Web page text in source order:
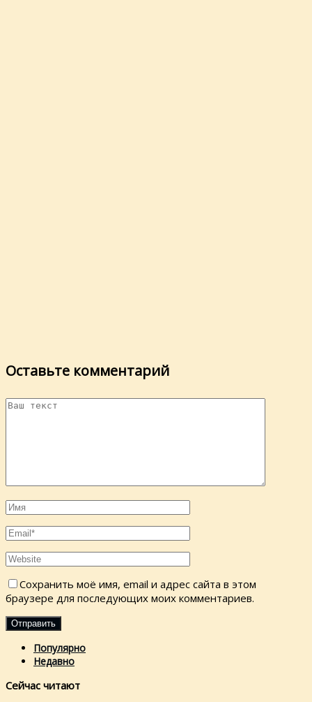
Оставьте комментарий
Сохранить моё имя, email и адрес сайта в этом
браузере для последующих моих комментариев.
Популярно
Недавно
Сейчас читают